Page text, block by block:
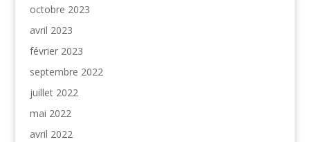
octobre 2023
avril 2023
février 2023
septembre 2022
juillet 2022
mai 2022
avril 2022